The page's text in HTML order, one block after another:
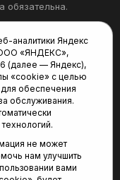
обязательна.
28А
аналитики Яндекс
ООО «ЯНДЕКС»,
(далее — Яндекс),
«cookie» с целью
обеспечения
обслуживания.
не может
нам улучшить
вами